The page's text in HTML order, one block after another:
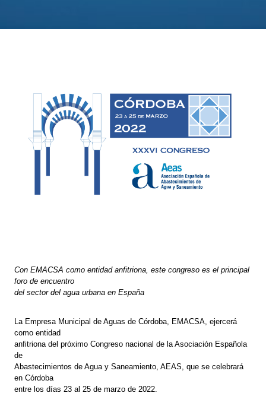
Con EMACSA como entidad anfitriona, este congreso es el principal
foro de encuentro
del sector del agua urbana en España
La Empresa Municipal de Aguas de Córdoba, EMACSA, ejercerá
como entidad
anfitriona del próximo Congreso nacional de la Asociación Española
de
Abastecimientos de Agua y Saneamiento, AEAS, que se celebrará
en Córdoba
entre los días 23 al 25 de marzo de 2022.